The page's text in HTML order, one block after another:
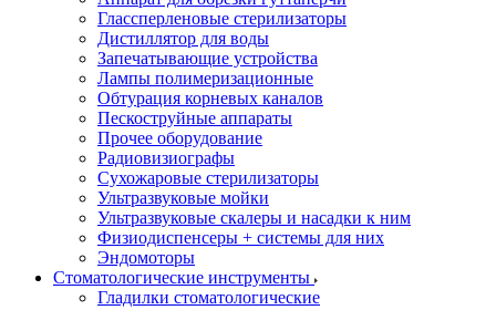
Глассперленовые стерилизаторы
Дистиллятор для воды
Запечатывающие устройства
Лампы полимеризационные
Обтурация корневых каналов
Пескоструйные аппараты
Прочее оборудование
Радиовизиографы
Сухожаровые стерилизаторы
Ультразвуковые мойки
Ультразвуковые скалеры и насадки к ним
Физиодиспенсеры + системы для них
Эндомоторы
Стоматологические инструменты
Гладилки стоматологические